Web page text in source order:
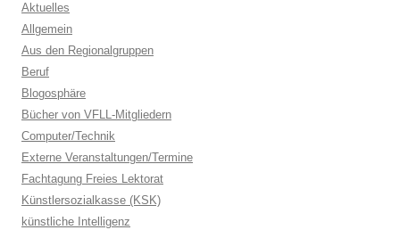
Aktuelles
Allgemein
Aus den Regionalgruppen
Beruf
Blogosphäre
Bücher von VFLL-Mitgliedern
Computer/Technik
Externe Veranstaltungen/Termine
Fachtagung Freies Lektorat
Künstlersozialkasse (KSK)
künstliche Intelligenz